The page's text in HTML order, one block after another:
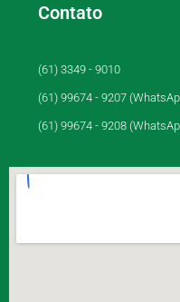
Contato
(61) 3349 - 9010
(61) 99674 - 9207
(61) 99674 - 9208